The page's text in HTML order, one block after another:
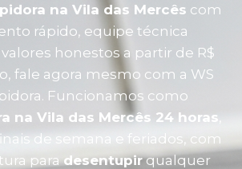
na Vila das Mercês com
rápido, equipe técnica
honestos a partir de R$
fale agora mesmo com a WS
Funcionamos como
na Vila das Mercês 24 horas,
de semana e feriados, com
paradesentupirqualquer